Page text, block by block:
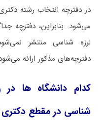
در دفترچه انتخاب رشته
می‌شود. بنابراین، دفترچه
لرزه شناسی منتشر
دفترچه‌های مذکور ارائه
کدام دانشگاه ها در
شناسی در مقطع دکتری